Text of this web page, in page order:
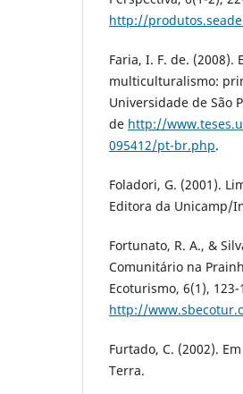
http://
Faria, I. F. de.
multiculturalismo:
Universidade de São
de http://
095412/pt-br.php.
Foladori, G. (2001).
Editora da Unicamp/
Fortunato, R. A., &
Comunitário na
Ecoturismo, 6(1),
http://
Furtado, C. (2002).
Terra.